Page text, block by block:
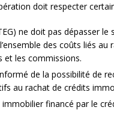
doit respecter
ne doit pas dépasser
des coûts liés
et les commissions.
de la possibilité de
au rachat de crédits
financé par le